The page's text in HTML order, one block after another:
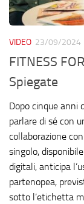
VIDEO 23/09/2024
FITNESS
Spiegate
Dopo cinque anni
parlare di sé con
collaborazione
singolo,
digitali, anticipa
partenopea,
sotto l’etichetta